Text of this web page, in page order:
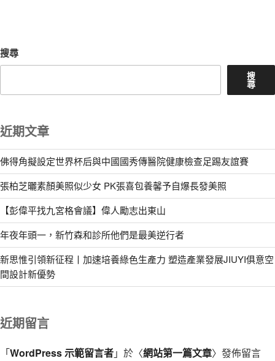
搜尋
搜
尋
近期文章
佛得角擬設定世界杯后與中國國秀傳醫院健康檢查足踢友誼賽
張柏芝曬素顏美照似少女 PK張喜包養馨予自爆長發美照
【彭偉平找九宮格會議】偉人勵志出東山
年夜年頭一，新竹森和診所他們是最美逆行者
新思惟引領新征程丨加速培養綠色生產力 塑造產業發展JIUYI俱意空
間設計新優勢
近期留言
「WordPress 示範留言者」於〈網站第一篇文章〉發佈留言